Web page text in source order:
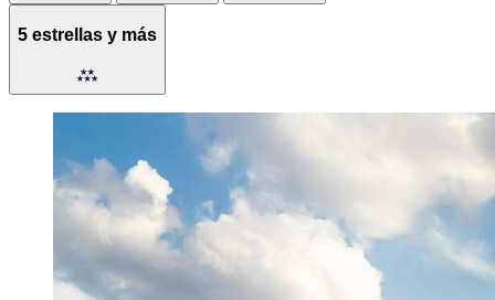
5 estrellas y más